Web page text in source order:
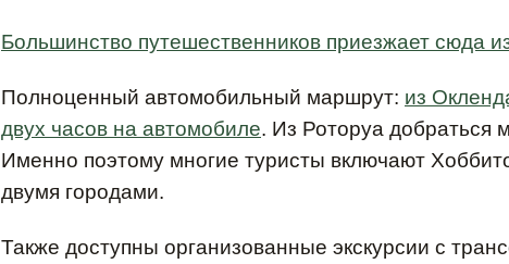
Большинство путешественников приезжает сюда
Полноценный автомобильный маршрут: из
двух часов на автомобиле. Из Роторуа добраться
Именно поэтому многие туристы включают
двумя городами.
Также доступны организованные экскурсии с